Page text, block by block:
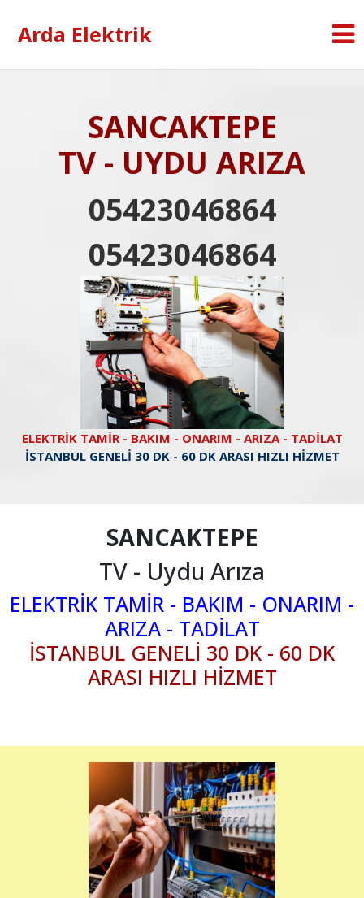
Arda Elektrik
SANCAKTEPE
TV - UYDU ARIZA
05423046864
05423046864
ELEKTRİK TAMİR - BAKIM - ONARIM - ARIZA - TADİLAT
İSTANBUL GENELİ 30 DK - 60 DK ARASI HIZLI HİZMET
SANCAKTEPE
TV - Uydu Arıza
ELEKTRİK TAMİR - BAKIM - ONARIM -
ARIZA - TADİLAT
İSTANBUL GENELİ 30 DK - 60 DK
ARASI HIZLI HİZMET